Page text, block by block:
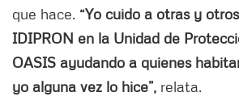
que hace. “Yo cuido a otras y
IDIPRON en la Unidad de
OASIS ayudando a quienes
yo alguna vez lo hice”, relata.